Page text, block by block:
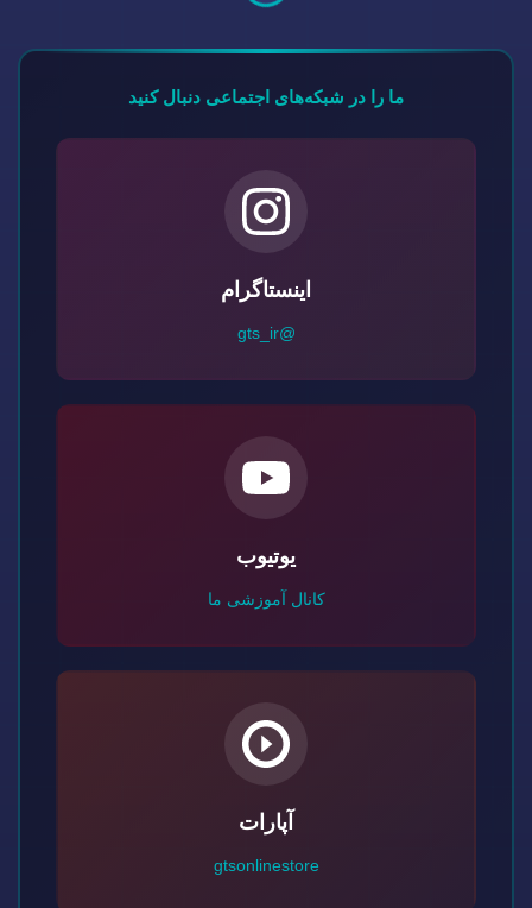
ما را در شبکه‌های اجتماعی دنبال کنید
اینستاگرام
@gts_ir
یوتیوب
کانال آموزشی ما
آپارات
gtsonlinestore